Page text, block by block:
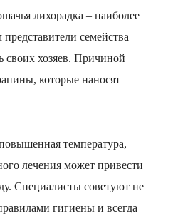
лихорадка – наиболее
семейства
своих хозяев. Причиной
которые наносят
температура,
лечения может привести
Специалисты советуют не
гигиены и всегда